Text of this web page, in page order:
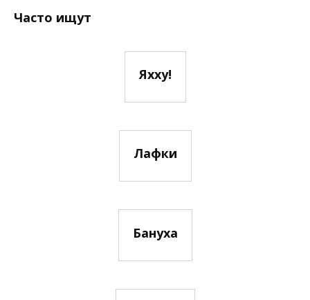
Часто ищут
Яхху!
Лафки
Бануха